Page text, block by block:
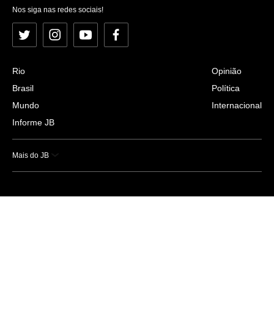
Nos siga nas redes sociais!
Twitter InstagramYouTubeFacebook
Rio
Brasil
Mundo
Informe JB
Opinião
Política
Internacional
Mais do JB
Esportes